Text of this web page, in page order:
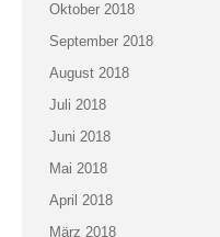
Oktober 2018
September 2018
August 2018
Juli 2018
Juni 2018
Mai 2018
April 2018
März 2018